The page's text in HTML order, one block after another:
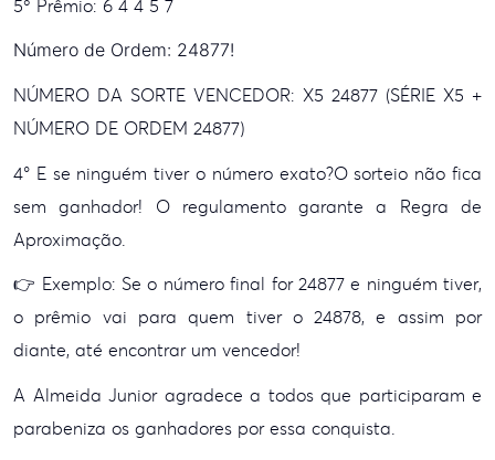
5º Prêmio: 6 4 4 5 7
Número de Ordem: 24877!
NÚMERO DA SORTE VENCEDOR: X5 24877 (SÉRIE X5 +
NÚMERO DE ORDEM 24877)
4° E se ninguém tiver o número exato?O sorteio não fica
sem ganhador! O regulamento garante a Regra de
Aproximação.
👉 Exemplo: Se o número final for 24877 e ninguém tiver,
o prêmio vai para quem tiver o 24878, e assim por
diante, até encontrar um vencedor!
A Almeida Junior agradece a todos que participaram e
parabeniza os ganhadores por essa conquista.